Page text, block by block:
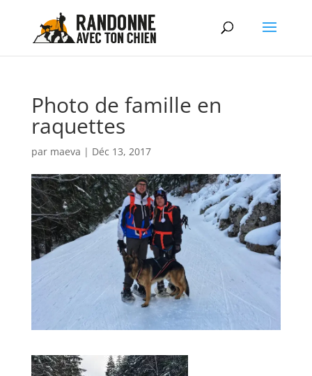
Photo de famille en
raquettes
par maeva | Déc 13, 2017